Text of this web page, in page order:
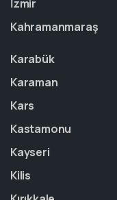
İzmir
Kahramanmaraş
Karabük
Karaman
Kars
Kastamonu
Kayseri
Kilis